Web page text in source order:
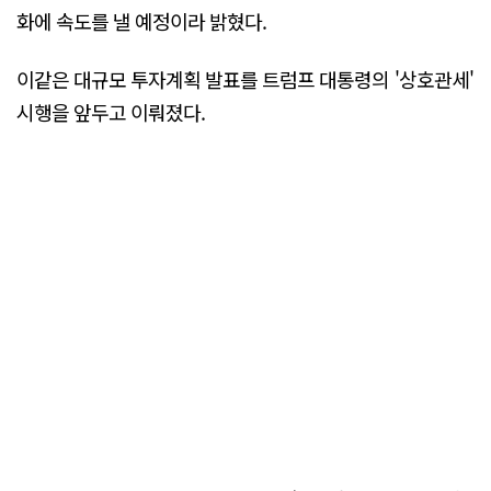
화에 속도를 낼 예정이라 밝혔다.
이같은 대규모 투자계획 발표를 트럼프 대통령의 '상호관세'
시행을 앞두고 이뤄졌다.